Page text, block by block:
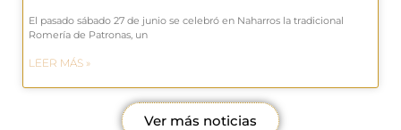
El pasado sábado 27 de junio se celebró en Naharros la tradicional
Romería de Patronas, un
LEER MÁS »
Ver más noticias